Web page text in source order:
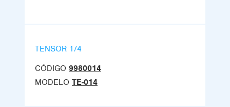
TENSOR 1/4
CÓDIGO 9980014
MODELO TE-014